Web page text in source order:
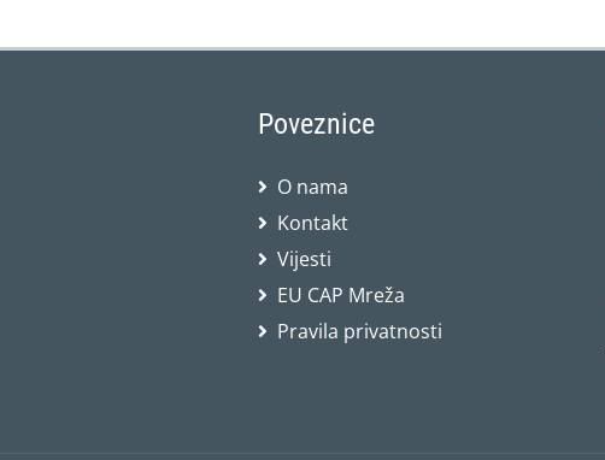
Poveznice
O nama
Kontakt
Vijesti
EU CAP Mreža
Pravila privatnosti